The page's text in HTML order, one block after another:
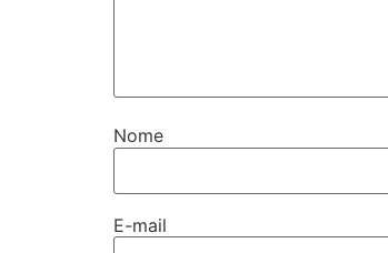
Nome
E-mail